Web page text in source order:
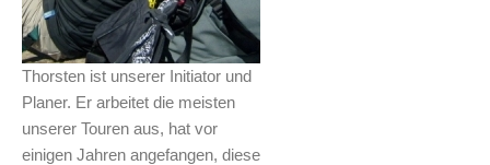
Thorsten ist unserer Initiator und
Planer. Er arbeitet die meisten
unserer Touren aus, hat vor
einigen Jahren angefangen, diese